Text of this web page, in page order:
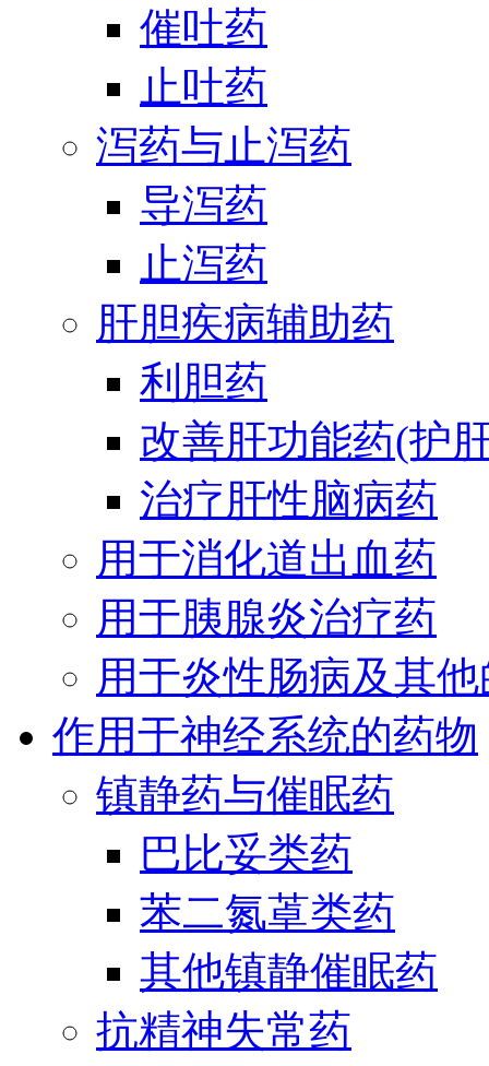
催吐药
止吐药
泻药与止泻药
导泻药
止泻药
肝胆疾病辅助药
利胆药
改善肝功能药(护
治疗肝性脑病药
用于消化道出血药
用于胰腺炎治疗药
用于炎性肠病及其
作用于神经系统的药物
镇静药与催眠药
巴比妥类药
苯二氮䓬类药
其他镇静催眠药
抗精神失常药